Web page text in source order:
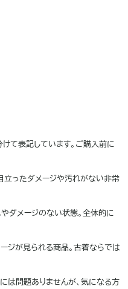
て表記しています。ご購入前に
立ったダメージや汚れがない非常
ダメージのない状態。全体的に
ジが見られる商品。古着ならでは
は問題ありませんが、気になる方